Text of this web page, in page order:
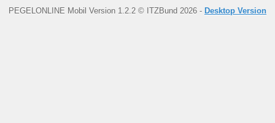
PEGELONLINE Mobil Version 1.2.2 © ITZBund 2026 - Desktop Version